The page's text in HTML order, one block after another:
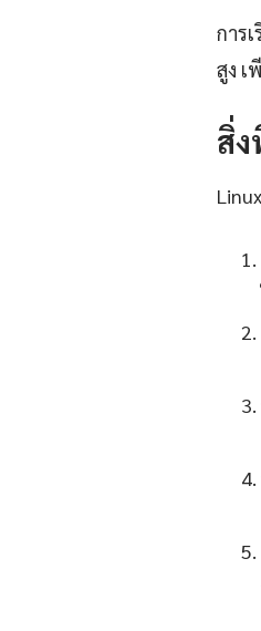
การ
สูง เ
สิ่ง